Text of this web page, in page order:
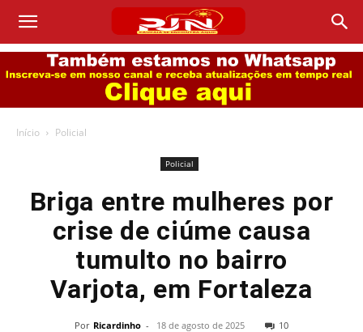
Início Policial
Policial
Briga entre mulheres por
crise de ciúme causa
tumulto no bairro
Varjota, em Fortaleza
Por Ricardinho - 18 de agosto de 2025 10